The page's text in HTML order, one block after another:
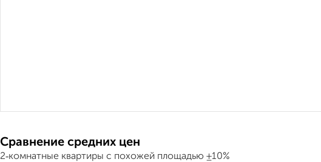
Сравнение средних цен
2‑комнатные квартиры с похожей площадью ±10%